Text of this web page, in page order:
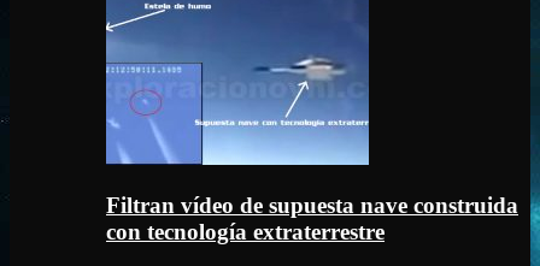
Filtran vídeo de supuesta nave construida
con tecnología extraterrestre